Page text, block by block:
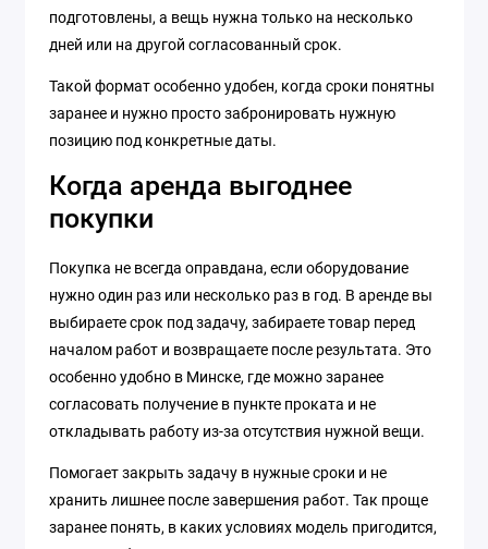
подготовлены, а вещь нужна только на несколько
дней или на другой согласованный срок.
Такой формат особенно удобен, когда сроки понятны
заранее и нужно просто забронировать нужную
позицию под конкретные даты.
Когда аренда выгоднее
покупки
Покупка не всегда оправдана, если оборудование
нужно один раз или несколько раз в год. В аренде вы
выбираете срок под задачу, забираете товар перед
началом работ и возвращаете после результата. Это
особенно удобно в Минске, где можно заранее
согласовать получение в пункте проката и не
откладывать работу из-за отсутствия нужной вещи.
Помогает закрыть задачу в нужные сроки и не
хранить лишнее после завершения работ. Так проще
заранее понять, в каких условиях модель пригодится,